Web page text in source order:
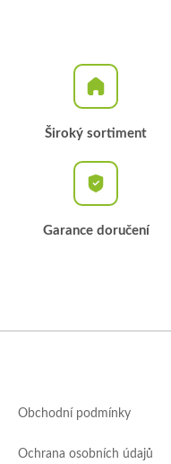
Široký sortiment
Garance doručení
Obchodní podmínky
Ochrana osobních údajů